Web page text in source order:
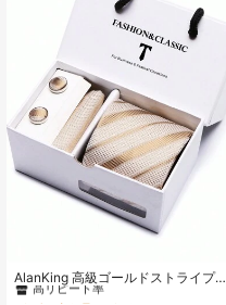
AlanKing 高級ゴールドストライプネ
クタイ、ポケットチーフ、カフリン
高リピート率
#8 ベストセラー
#8 ベストセラー